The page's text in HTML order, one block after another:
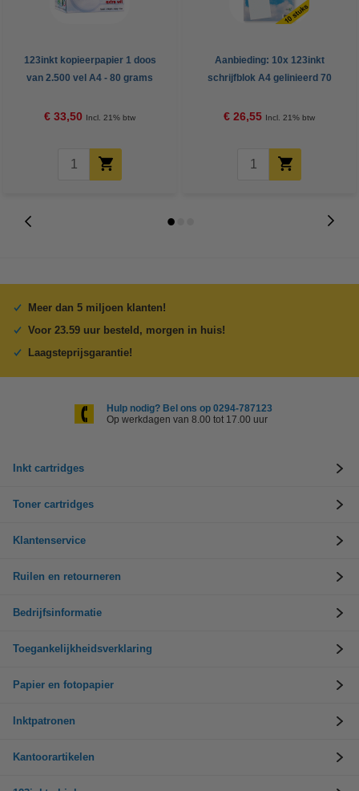
123inkt kopieerpapier 1 doos
van 2.500 vel A4 - 80 grams
€ 33,50 Incl. 21% btw
Aanbieding: 10x 123inkt
schrijfblok A4 gelinieerd 70
€ 26,55 Incl. 21% btw
Meer dan 5 miljoen klanten!
Voor 23.59 uur besteld, morgen in huis!
Laagsteprijsgarantie!
Hulp nodig? Bel ons op 0294-787123
Op werkdagen van 8.00 tot 17.00 uur
Inkt cartridges
Toner cartridges
Klantenservice
Ruilen en retourneren
Bedrijfsinformatie
Toegankelijkheidsverklaring
Papier en fotopapier
Inktpatronen
Kantoorartikelen